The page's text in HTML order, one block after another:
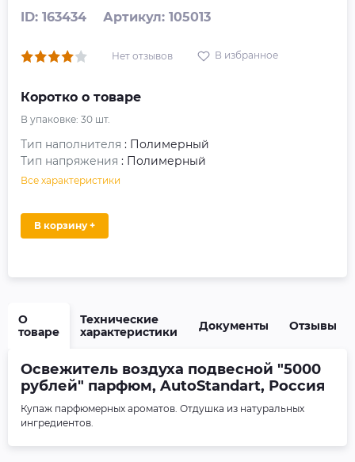
ID: 163434 Артикул: 105013
Нет отзывов В избранное
Коротко о товаре
В упаковке: 30 шт.
Тип наполнителя : Полимерный
Тип напряжения : Полимерный
Все характеристики
В корзину +
О
товаре
Технические
характеристики
Документы Отзывы
Освежитель воздуха подвесной "5000
рублей" парфюм, AutoStandart, Россия
Купаж парфюмерных ароматов. Отдушка из натуральных
ингредиентов.